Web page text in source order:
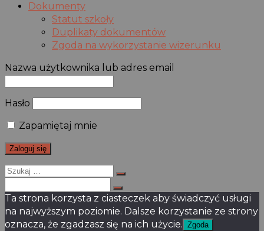
Dokumenty
Statut szkoły
Duplikaty dokumentów
Zgoda na wykorzystanie wizerunku
Nazwa użytkownika lub adres email
Hasło
Zapamiętaj mnie
Szukaj
dla:
Ta strona korzysta z ciasteczek aby świadczyć usługi
na najwyższym poziomie. Dalsze korzystanie ze strony
oznacza, że zgadzasz się na ich użycie. Zgoda